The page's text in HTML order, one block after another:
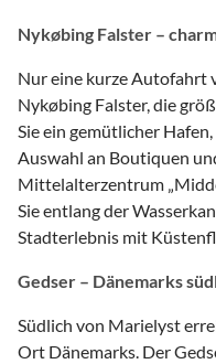
Nykøbing Falster –
Nur eine kurze
Nykøbing Falster, die
Sie ein gemütlicher
Auswahl an Boutiquen
Mittelalterzentrum
Sie entlang der
Stadterlebnis mit
Gedser – Dänemarks
Südlich von Marielyst
Ort Dänemarks. Der